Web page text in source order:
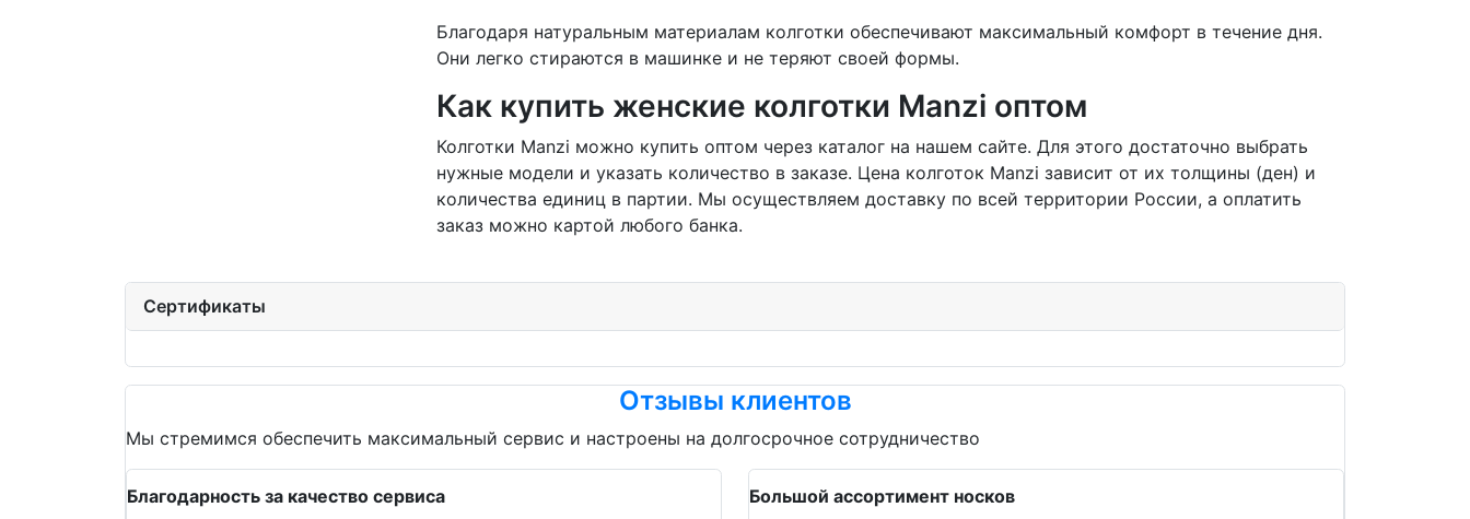
Благодаря натуральным материалам колготки обеспечивают максимальный комфорт в течение дня.
Они легко стираются в машинке и не теряют своей формы.
Как купить женские колготки Manzi оптом
Колготки Manzi можно купить оптом через каталог на нашем сайте. Для этого достаточно выбрать
нужные модели и указать количество в заказе. Цена колготок Manzi зависит от их толщины (ден) и
количества единиц в партии. Мы осуществляем доставку по всей территории России, а оплатить
заказ можно картой любого банка.
Сертификаты
Отзывы клиентов
Мы стремимся обеспечить максимальный сервис и настроены на долгосрочное сотрудничество
Благодарность за качество сервиса
Большой ассортимент носков